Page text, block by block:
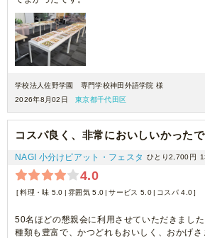
学校法人佐野学園 専門学校神田外語学院 様
2026年8月02日
東京都千代田区
コスパ良く、非常においしいかったで
NAGI 小分けピアット・フェスタ ひとり2,700円
4.0
料理・味 5.0 雰囲気 5.0 サービス 5.0 コスパ 4.0
50名ほどの懇親会に利用させていただきました
種類も豊富で、かつどれもおいしく、おかげさ